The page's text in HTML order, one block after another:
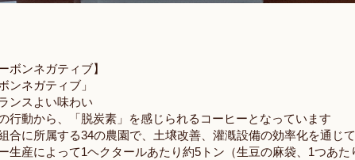
ボンネガティブ】
ネガティブ」
ンスよい味わい
行動から、「脱炭素」を感じられるコーヒーとなっています
合に所属する34の農園で、土壌改善、灌漑設備の効率化を通じ
生産によって1ヘクタールあたり約5トン（生豆の麻袋、1つあ